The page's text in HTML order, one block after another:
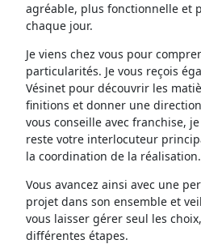
agréable, plus fonctionnelle et
chaque jour.
Je viens chez vous pour
particularités. Je vous reçois
Vésinet pour découvrir les
finitions et donner une
vous conseille avec franchise,
reste votre interlocuteur
la coordination de la réalisation.
Vous avancez ainsi avec une
projet dans son ensemble et
vous laisser gérer seul les
différentes étapes.